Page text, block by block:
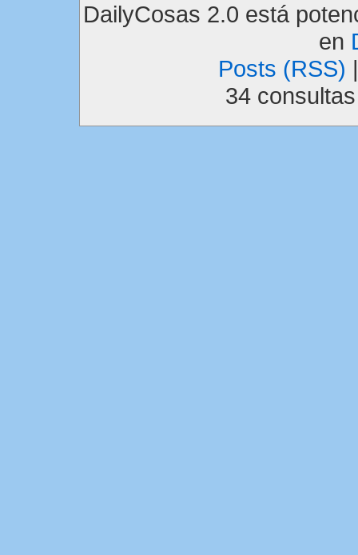
DailyCosas 2.0 está
en
Posts (RSS)
34